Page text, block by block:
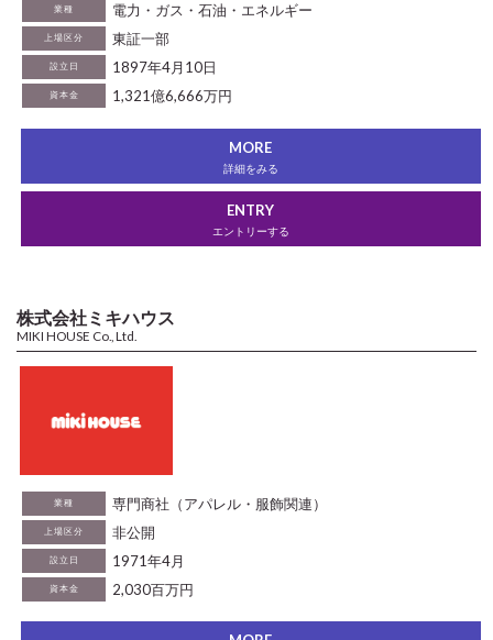
業種 電力・ガス・石油・エネルギー
上場区分 東証一部
設立日 1897年4月10日
資本金 1,321億6,666万円
MORE
詳細をみる
ENTRY
エントリーする
株式会社ミキハウス
MIKI HOUSE Co., Ltd.
業種 専門商社（アパレル・服飾関連）
上場区分 非公開
設立日 1971年4月
資本金 2,030百万円